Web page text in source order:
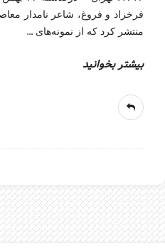
فرخزاد و فروغ، شاعر نامدار
منتشر کرد که از نمونه‌های …
بیشتر بخوانید